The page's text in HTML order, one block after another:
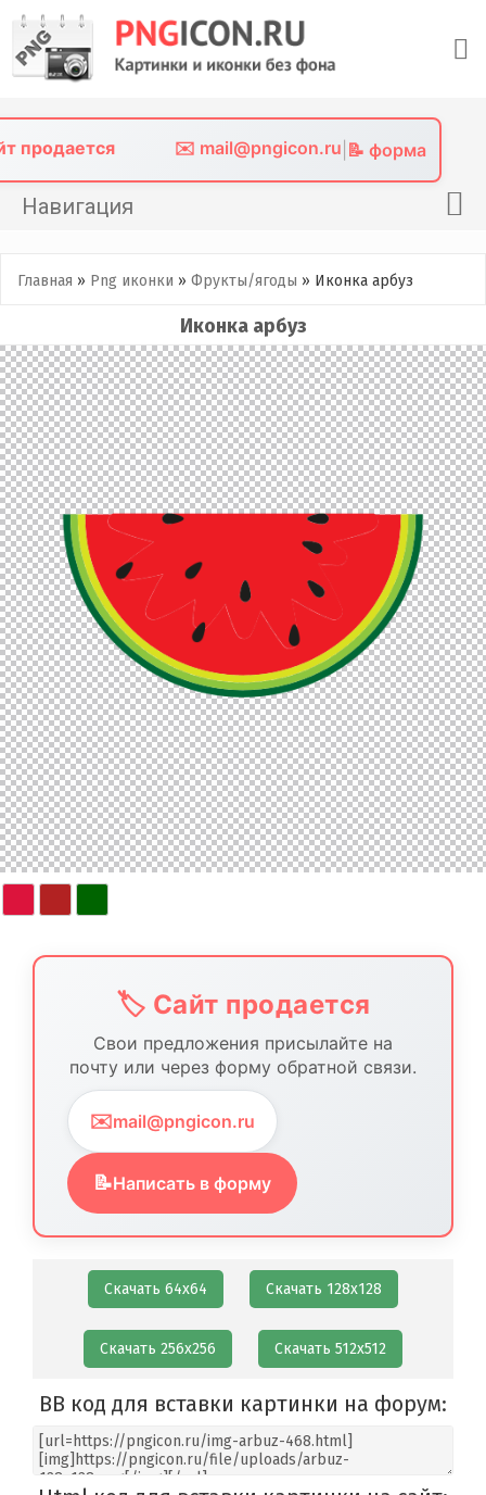
content
продается ✉️ mail@pngicon.ru 📝 форма
Навигация
Png иконки
Фото без фона
Контакты
Главная » Png иконки » Фрукты/ягоды » Иконка арбуз
Иконка арбуз
🏷️ Сайт продается
Свои предложения присылайте на
почту или через форму обратной связи.
✉️mail@pngicon.ru
📝Написать в форму
Скачать 64х64 Скачать 128х128
Скачать 256х256 Скачать 512х512
BB код для вставки картинки на форум: